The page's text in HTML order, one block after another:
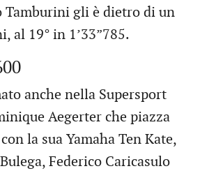
Tamburini gli è dietro di un
al 19° in 1’33”785.
anche nella Supersport
Aegerter che piazza
la sua Yamaha Ten Kate,
Federico Caricasulo